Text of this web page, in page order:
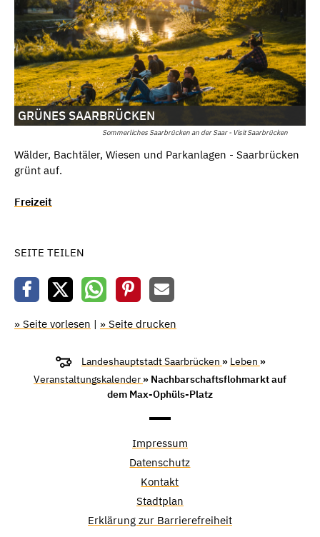
Sommerliches Saarbrücken an der Saar - Visit Saarbrücken
GRÜNES SAARBRÜCKEN
Wälder, Bachtäler, Wiesen und Parkanlagen - Saarbrücken
grünt auf.
Freizeit
SEITE TEILEN
» Seite vorlesen | » Seite drucken
Landeshauptstadt Saarbrücken » Leben »
Veranstaltungskalender » Nachbarschaftsflohmarkt auf
dem Max-Ophüls-Platz
Impressum
Datenschutz
Kontakt
Stadtplan
Erklärung zur Barrierefreiheit